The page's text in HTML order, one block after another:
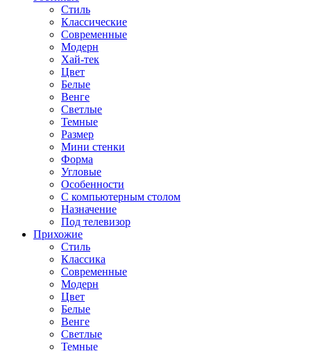
Стиль
Классические
Современные
Модерн
Хай-тек
Цвет
Белые
Венге
Светлые
Темные
Размер
Мини стенки
Форма
Угловые
Особенности
С компьютерным столом
Назначение
Под телевизор
Прихожие
Стиль
Классика
Современные
Модерн
Цвет
Белые
Венге
Светлые
Темные